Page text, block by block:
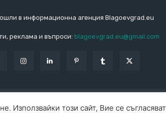
в информационна агенция Blagoevgrad.eu
реклама и въпроси: blagoevgrad.eu@gmail.com
За
Използвайки този сайт, Вие се